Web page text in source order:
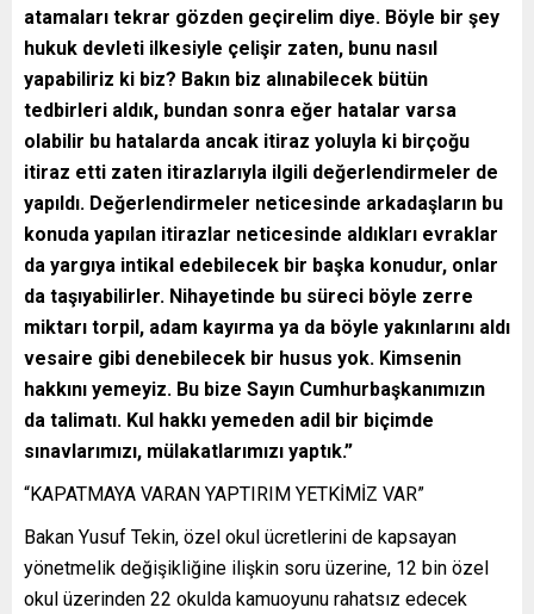
atamaları tekrar gözden geçirelim diye. Böyle bir şey
hukuk devleti ilkesiyle çelişir zaten, bunu nasıl
yapabiliriz ki biz? Bakın biz alınabilecek bütün
tedbirleri aldık, bundan sonra eğer hatalar varsa
olabilir bu hatalarda ancak itiraz yoluyla ki birçoğu
itiraz etti zaten itirazlarıyla ilgili değerlendirmeler de
yapıldı. Değerlendirmeler neticesinde arkadaşların bu
konuda yapılan itirazlar neticesinde aldıkları evraklar
da yargıya intikal edebilecek bir başka konudur, onlar
da taşıyabilirler. Nihayetinde bu süreci böyle zerre
miktarı torpil, adam kayırma ya da böyle yakınlarını aldı
vesaire gibi denebilecek bir husus yok. Kimsenin
hakkını yemeyiz. Bu bize Sayın Cumhurbaşkanımızın
da talimatı. Kul hakkı yemeden adil bir biçimde
sınavlarımızı, mülakatlarımızı yaptık.”
“KAPATMAYA VARAN YAPTIRIM YETKİMİZ VAR”
Bakan Yusuf Tekin, özel okul ücretlerini de kapsayan
yönetmelik değişikliğine ilişkin soru üzerine, 12 bin özel
okul üzerinden 22 okulda kamuoyunu rahatsız edecek